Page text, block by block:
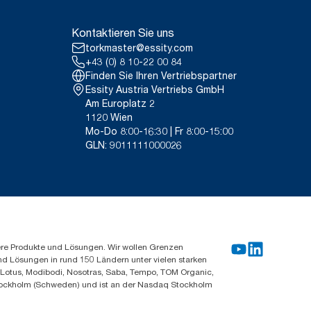
Kontaktieren Sie uns
torkmaster@essity.com
+43 (0) 8 10-22 00 84
Finden Sie Ihren Vertriebspartner
Essity Austria Vertriebs GmbH
Am Europlatz 2
1120 Wien
Mo-Do 8:00-16:30 | Fr 8:00-15:00
GLN: 9011111000026
Produkte und Lösungen. Wir wollen Grenzen
Lösungen in rund 150 Ländern unter vielen starken
Modibodi, Nosotras, Saba, Tempo, TOM Organic,
(Schweden) und ist an der Nasdaq Stockholm